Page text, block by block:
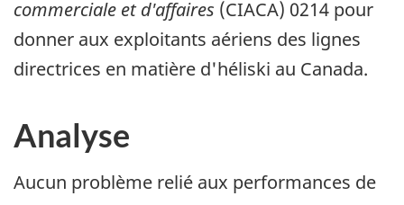
commerciale et d'affaires (CIACA) 0214 pour
donner aux exploitants aériens des lignes
directrices en matière d'héliski au Canada.
Analyse
Aucun problème relié aux performances de